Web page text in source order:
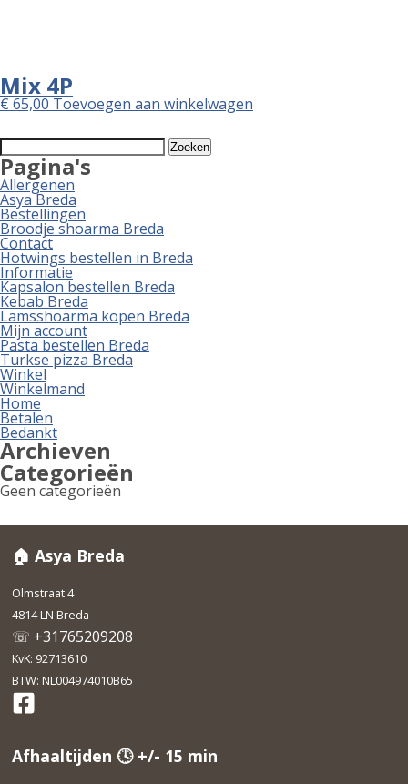
Mix 4P
€65,00Toevoegen aan winkelwagen
Zoeken
naar:
Pagina's
Allergenen
Asya Breda
Bestellingen
Broodje shoarma Breda
Contact
Hotwings bestellen in Breda
Informatie
Kapsalon bestellen Breda
Kebab Breda
Lamsshoarma kopen Breda
Mijn account
Pasta bestellen Breda
Turkse pizza Breda
Winkel
Winkelmand
Home
Betalen
Bedankt
Archieven
Categorieën
Geen categorieën
🏠 Asya Breda
Olmstraat 4
4814 LN Breda
☏ +31765209208
KvK: 92713610
BTW: NL004974010B65
Afhaaltijden 🕓 +/- 15 min